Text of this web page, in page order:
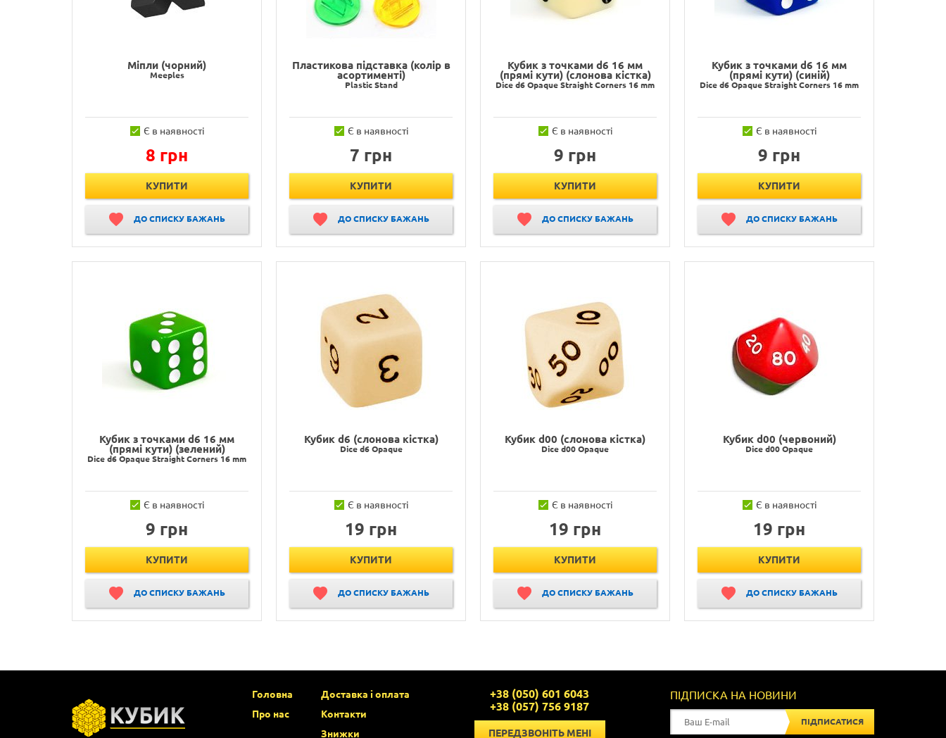
Міпли (чорний)
Meeples
Є в наявності
8 грн
КУПИТИ
ДО СПИСКУ БАЖАНЬ
Пластикова підставка (колір в
асортименті)
Plastic Stand
Є в наявності
7 грн
КУПИТИ
ДО СПИСКУ БАЖАНЬ
Кубик з точками d6 16 мм
(прямі кути) (слонова кістка)
Dice d6 Opaque Straight Corners 16 mm
Є в наявності
9 грн
КУПИТИ
ДО СПИСКУ БАЖАНЬ
Кубик з точками d6 16 мм
(прямі кути) (синій)
Dice d6 Opaque Straight Corners 16 mm
Є в наявності
9 грн
КУПИТИ
ДО СПИСКУ БАЖАНЬ
Кубик з точками d6 16 мм
(прямі кути) (зелений)
Dice d6 Opaque Straight Corners 16 mm
Є в наявності
9 грн
КУПИТИ
ДО СПИСКУ БАЖАНЬ
Кубик d6 (слонова кістка)
Dice d6 Opaque
Є в наявності
19 грн
КУПИТИ
ДО СПИСКУ БАЖАНЬ
Кубик d00 (слонова кістка)
Dice d00 Opaque
Є в наявності
19 грн
КУПИТИ
ДО СПИСКУ БАЖАНЬ
Кубик d00 (червоний)
Dice d00 Opaque
Є в наявності
19 грн
КУПИТИ
ДО СПИСКУ БАЖАНЬ
Головна
Про нас
Доставка і оплата
Контакти
Знижки
+38 (050) 601 6043
+38 (057) 756 9187
ПЕРЕДЗВОНІТЬ МЕНІ
ПІДПИСКА НА НОВИНИ
ПІДПИСАТИСЯ